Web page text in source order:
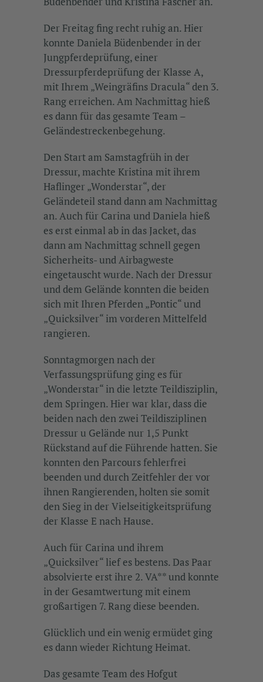
Der Freitag fing recht ruhig an. Hier
konnte Daniela Büdenbender in der
Jungpferdeprüfung, einer
Dressurpferdeprüfung der Klasse A,
mit Ihrem „Weingräfins Dracula“ den 3.
Rang erreichen. Am Nachmittag hieß
es dann für das gesamte Team –
Geländestreckenbegehung.
Den Start am Samstagfrüh in der
Dressur, machte Kristina mit ihrem
Haflinger „Wonderstar“, der
Geländeteil stand dann am Nachmittag
an. Auch für Carina und Daniela hieß
es erst einmal ab in das Jacket, das
dann am Nachmittag schnell gegen
Sicherheits- und Airbagweste
eingetauscht wurde. Nach der Dressur
und dem Gelände konnten die beiden
sich mit Ihren Pferden „Pontic“ und
„Quicksilver“ im vorderen Mittelfeld
rangieren.
Sonntagmorgen nach der
Verfassungsprüfung ging es für
„Wonderstar“ in die letzte Teildisziplin,
dem Springen. Hier war klar, dass die
beiden nach den zwei Teildisziplinen
Dressur u Gelände nur 1,5 Punkt
Rückstand auf die Führende hatten. Sie
konnten den Parcours fehlerfrei
beenden und durch Zeitfehler der vor
ihnen Rangierenden, holten sie somit
den Sieg in der Vielseitigkeitsprüfung
der Klasse E nach Hause.
Auch für Carina und ihrem
„Quicksilver“ lief es bestens. Das Paar
absolvierte erst ihre 2. VA** und konnte
in der Gesamtwertung mit einem
großartigen 7. Rang diese beenden.
Glücklich und ein wenig ermüdet ging
es dann wieder Richtung Heimat.
Das gesamte Team des Hofgut